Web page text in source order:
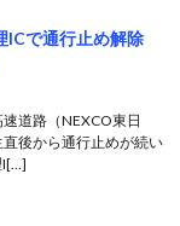
ICで通行止め解除
道路（NEXCO東日
後から通行止めが続い
I[…]